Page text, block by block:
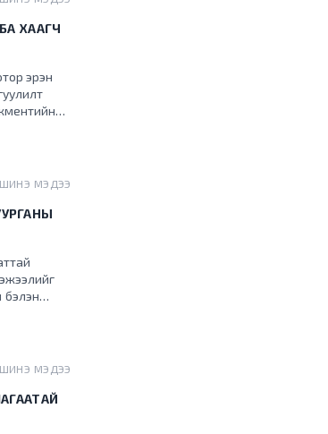
ХААГЧ
эрэн
ШИНЭ МЭДЭЭ
бэлэн
ШИНЭ МЭДЭЭ